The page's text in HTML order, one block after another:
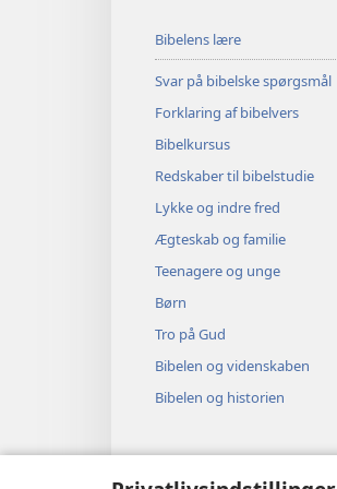
Bibelens lære
Svar på bibelske spørgsmål
Forklaring af bibelvers
Bibelkursus
Redskaber til bibelstudie
Lykke og indre fred
Ægteskab og familie
Teenagere og unge
Børn
Tro på Gud
Bibelen og videnskaben
Bibelen og historien